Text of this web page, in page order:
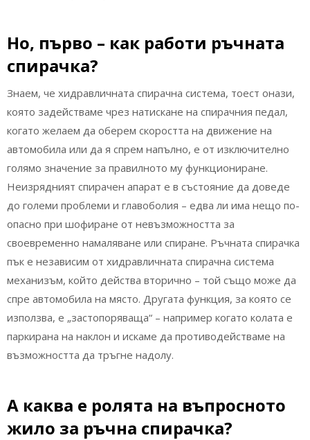
Но, първо – как работи ръчната
спирачка?
Знаем, че хидравличната спирачна система, тоест онази,
която задействаме чрез натискане на спирачния педал,
когато желаем да оберем скоростта на движение на
автомобила или да я спрем напълно, е от изключително
голямо значение за правилното му функциониране.
Неизрядният спирачен апарат е в състояние да доведе
до големи проблеми и главоболия – едва ли има нещо по-
опасно при шофиране от невъзможността за
своевременно намаляване или спиране. Ръчната спирачка
пък е независим от хидравличната спирачна система
механизъм, който действа вторично – той също може да
спре автомобила на място. Другата функция, за която се
използва, е „застопоряваща“ – например когато колата е
паркирана на наклон и искаме да противодействаме на
възможността да тръгне надолу.
А каква е ролята на въпросното
жило за ръчна спирачка?